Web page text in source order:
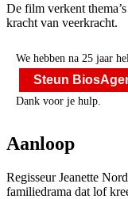
De film verkent
kracht van veerkracht.
We hebben na 25 jaar
Steun
Dank voor je hulp.
Aanloop
Regisseur Jeanette
familiedrama dat lof